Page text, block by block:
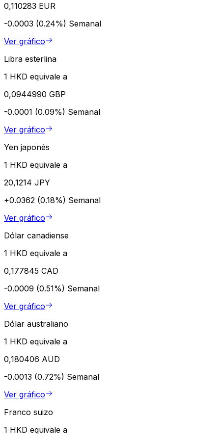
0,110283 EUR
-0.0003 (0.24%) Semanal
Ver gráfico
Libra esterlina
1 HKD equivale a
0,0944990 GBP
-0.0001 (0.09%) Semanal
Ver gráfico
Yen japonés
1 HKD equivale a
20,1214 JPY
+0.0362 (0.18%) Semanal
Ver gráfico
Dólar canadiense
1 HKD equivale a
0,177845 CAD
-0.0009 (0.51%) Semanal
Ver gráfico
Dólar australiano
1 HKD equivale a
0,180406 AUD
-0.0013 (0.72%) Semanal
Ver gráfico
Franco suizo
1 HKD equivale a